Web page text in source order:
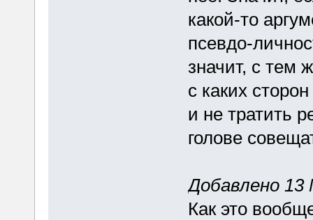
какой-то
псевдо-
значит, с тем
с каких
и не тратить
голове
Добавлено 13
Как это